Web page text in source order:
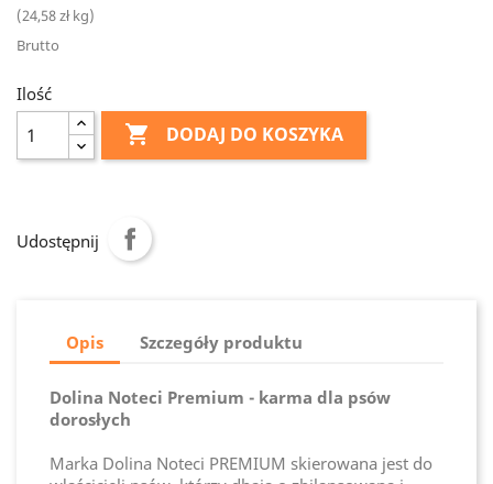
(24,58 zł kg)
Brutto
Ilość
 DODAJ DO KOSZYKA
Udostępnij
Opis Szczegóły produktu
Dolina Noteci Premium - karma dla psów
dorosłych
Marka Dolina Noteci PREMIUM skierowana jest do